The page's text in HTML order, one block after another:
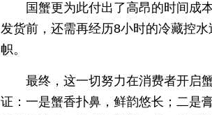
国蟹更为此付出了高昂的时间成
发货前，还需再经历8小时的冷藏控
帜。
最终，这一切努力在消费者开启
证：一是蟹香扑鼻，鲜韵悠长；二是